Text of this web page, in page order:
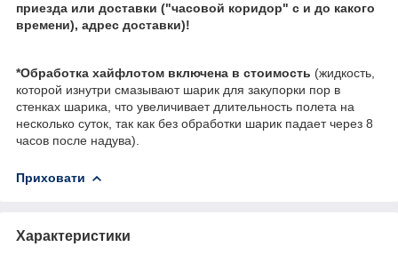
приезда или доставки ("часовой коридор" с и до какого
времени), адрес доставки)!
*Обработка хайфлотом включена в стоимость (жидкость,
которой изнутри смазывают шарик для закупорки пор в
стенках шарика, что увеличивает длительность полета на
несколько суток, так как без обработки шарик падает через 8
часов после надува).
Приховати
Характеристики